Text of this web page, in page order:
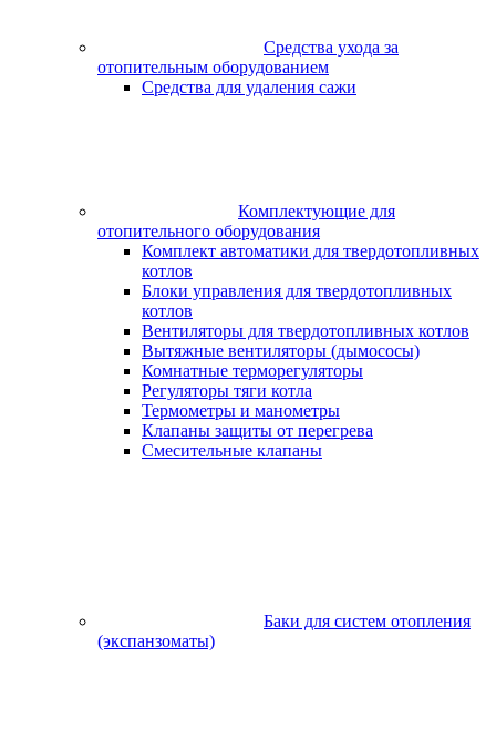
Средства ухода за
отопительным оборудованием
Средства для удаления сажи
Комплектующие для
отопительного оборудования
Комплект автоматики для твердотопливных
котлов
Блоки управления для твердотопливных
котлов
Вентиляторы для твердотопливных котлов
Вытяжные вентиляторы (дымососы)
Комнатные терморегуляторы
Регуляторы тяги котла
Термометры и манометры
Клапаны защиты от перегрева
Смесительные клапаны
Баки для систем отопления
(экспанзоматы)